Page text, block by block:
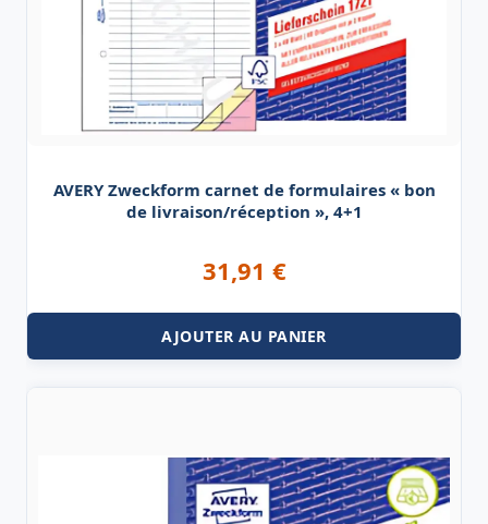
AVERY Zweckform carnet de formulaires « bon
de livraison/réception », 4+1
31,91 €
AJOUTER AU PANIER